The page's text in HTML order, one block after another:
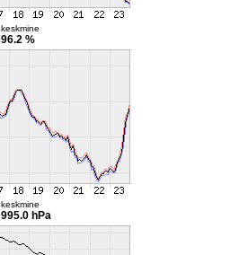
keskmine
96.2 %
keskmine
995.0 hPa